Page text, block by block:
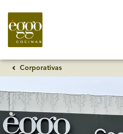
Corporativas